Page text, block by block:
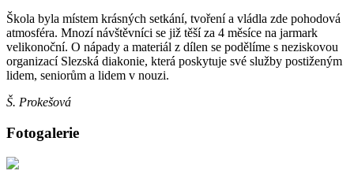
Škola byla místem krásných setkání, tvoření a vládla zde pohodová
atmosféra. Mnozí návštěvníci se již těší za 4 měsíce na jarmark
velikonoční. O nápady a materiál z dílen se podělíme s neziskovou
organizací Slezská diakonie, která poskytuje své služby postiženým
lidem, seniorům a lidem v nouzi.
Š. Prokešová
Fotogalerie